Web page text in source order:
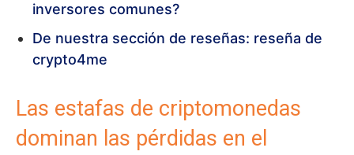
inversores comunes?
De nuestra sección de reseñas: reseña de
crypto4me
Las estafas de criptomonedas
dominan las pérdidas en el